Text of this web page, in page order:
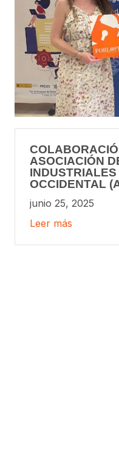
ASOCIACIÓN
OCCIDENTAL
junio 25, 2025
Leer más